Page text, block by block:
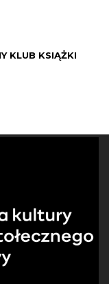
KLUB KSIĄŻKI